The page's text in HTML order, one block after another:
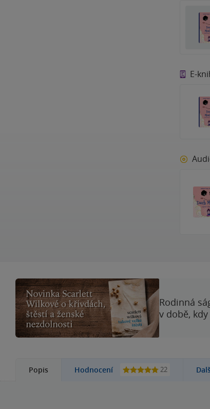
E-
Rodinná
v době,
Popis Hodnocení 22